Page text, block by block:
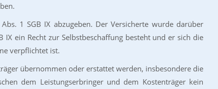
1 SGB IX abzugeben. Der Versicherte wurde darüber
ein Recht zur Selbstbeschaffung besteht und er sich die
verpflichtet ist.
übernommen oder erstattet werden, insbesondere die
dem Leistungserbringer und dem Kostenträger kein